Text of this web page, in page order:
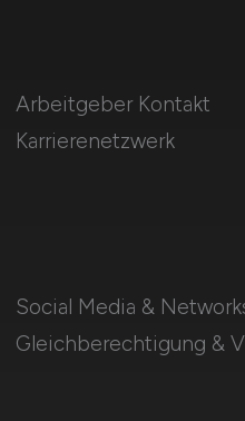
Social Media &
Gleichberechtigung &
Arbeitgeber Kontakt
Karrierenetzwerk